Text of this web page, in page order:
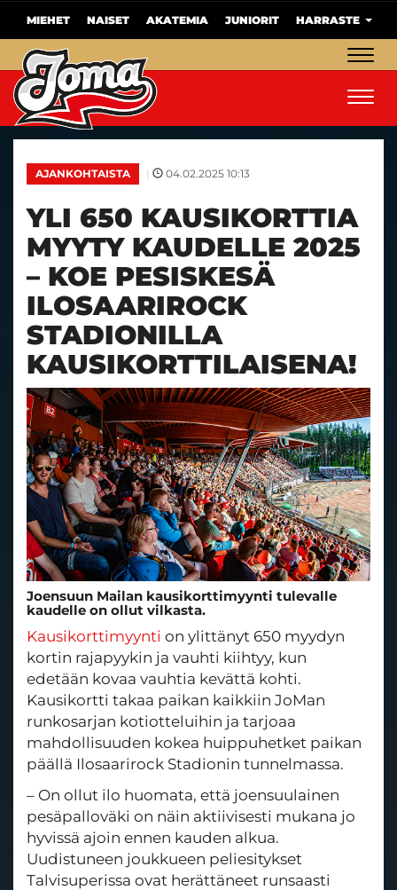
MIEHET NAISET AKATEMIA JUNIORIT HARRASTE
AJANKOHTAISTA | 04.02.2025 10:13
YLI 650 KAUSIKORTTIA
MYYTY KAUDELLE 2025
– KOE PESISKESÄ
ILOSAARIROCK
STADIONILLA
KAUSIKORTTILAISENA!
Joensuun Mailan kausikorttimyynti tulevalle
kaudelle on ollut vilkasta.
Kausikorttimyynti on ylittänyt 650 myydyn
kortin rajapyykin ja vauhti kiihtyy, kun
edetään kovaa vauhtia kevättä kohti.
Kausikortti takaa paikan kaikkiin JoMan
runkosarjan kotiotteluihin ja tarjoaa
mahdollisuuden kokea huippuhetket paikan
päällä Ilosaarirock Stadionin tunnelmassa.
– On ollut ilo huomata, että joensuulainen
pesäpalloväki on näin aktiivisesti mukana jo
hyvissä ajoin ennen kauden alkua.
Uudistuneen joukkueen peliesitykset
Talvisuperissa ovat herättäneet runsaasti